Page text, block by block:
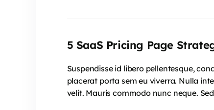
5 SaaS Pricing Page
Suspendisse id libero pellentesque,
placerat porta sem eu viverra. Nulla
velit. Mauris commodo nunc neque.